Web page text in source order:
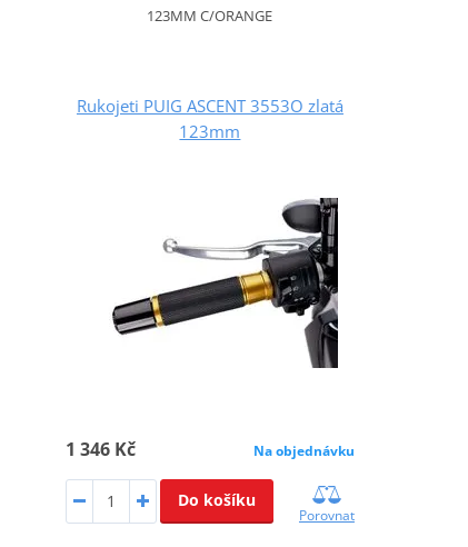
123MM C/ORANGE
Rukojeti PUIG ASCENT 3553O zlatá
123mm
1 346 Kč Na objednávku
Do košíku
Porovnat